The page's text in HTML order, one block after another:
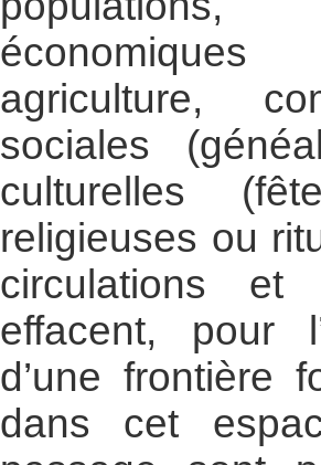
agriculture,
sociales
culturelles
religieuses ou
circulations
effacent, pour
d’une frontière
dans cet